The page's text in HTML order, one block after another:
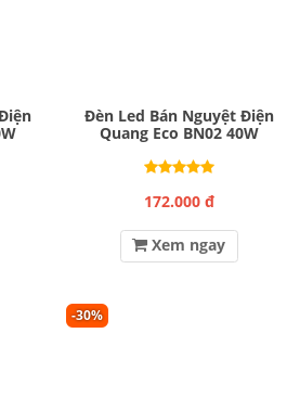
Đèn Led Bán Nguyệt Điện
Quang Eco BN02 40W
172.000 đ
Xem ngay
-30%